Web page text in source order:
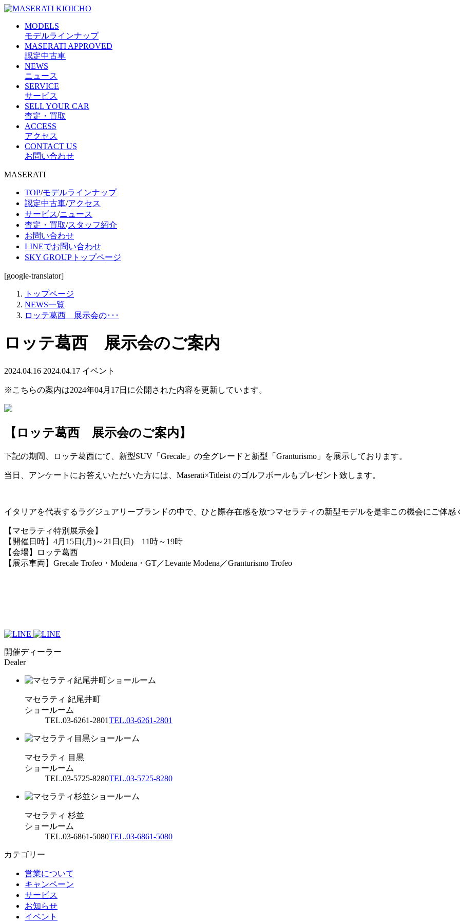
MODELS
モデルラインナップ
MASERATI APPROVED
認定中古車
NEWS
ニュース
SERVICE
サービス
SELL YOUR CAR
査定・買取
ACCESS
アクセス
CONTACT US
お問い合わせ
MASERATI
TOP/モデルラインナップ
認定中古車/アクセス
サービス/ニュース
査定・買取/スタッフ紹介
お問い合わせ
LINEでお問い合わせ
SKY GROUPトップページ
[google-translator]
トップページ
NEWS一覧
ロッテ葛西 展示会の･･･
ロッテ葛西 展示会のご案内
2024.04.16 2024.04.17 イベント
※こちらの案内は2024年04月17日に公開された内容を更新しています。
【ロッテ葛西 展示会のご案内】
下記の期間、ロッテ葛西にて、新型SUV「Grecale」の全グレードと新型「Granturismo」を展示しております。
当日、アンケートにお答えいただいた方には、Maserati×Titleist のゴルフボールもプレゼント致します。
イタリアを代表するラグジュアリーブランドの中で、ひと際存在感を放つマセラティの新型モデルを是非この機会にご体感
【マセラティ特別展示会】
【開催日時】4月15日(月)～21日(日) 11時～19時
【会場】ロッテ葛西
【展示車両】Grecale Trofeo・Modena・GT／Levante Modena／Granturismo Trofeo
開催ディーラー
Dealer
マセラティ 紀尾井町
ショールーム
TEL.03-6261-2801TEL.03-6261-2801
マセラティ 目黒
ショールーム
TEL.03-5725-8280TEL.03-5725-8280
マセラティ 杉並
ショールーム
TEL.03-6861-5080TEL.03-6861-5080
カテゴリー
営業について
キャンペーン
サービス
お知らせ
イベント